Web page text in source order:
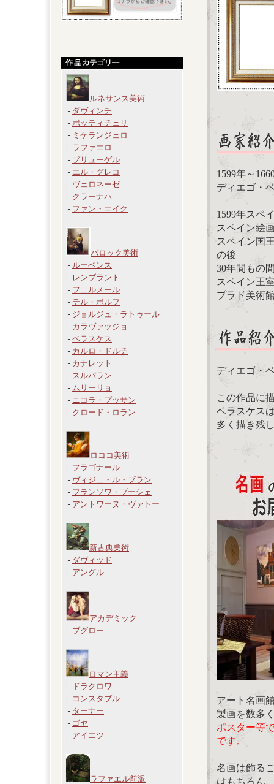
ルネサンス美術
|- ダヴィンチ
|- ボッティチェリ
|- ミケランジェロ
|- ラファエロ
|- ブリューゲル
|- エル・グレコ
|- ヴェロネーゼ
|- クラーナハ
|- ファン・エイク
バロック美術
|- ルーベンス
|- レンブラント
|- フェルメール
|- テル・ボルフ
|- ジョルジュ・ラトゥール
|- カラヴァッジョ
|- ベラスケス
|- カルロ・ドルチ
|- カナレット
|- スルバラン
|- ムリーリョ
|- ニコラ・プッサン
|- クロード・ロラン
ロココ美術
|- フラゴナール
|- ヴィジェ・ル・ブラン
|- フランソワ・ブーシェ
|- アントワーヌ・ヴァトー
新古典美術
|- ダヴィッド
|- アングル
アカデミック
|- ブグロー
ロマン主義
|- ドラクロワ
|- コンスタブル
|- ターナー
|- ゴヤ
|- アイエツ
ラファエル前派
1599年～
ディエゴ・
1599年スペ
スペイン絵
スペイン国
の後
30年間もの
スペイン王
プラド美術
ディエゴ・
この作品に
ベラスケス
多く描き残
アート名画
製画を数多
ポスター等
です。
名画は飾る
はもちろん